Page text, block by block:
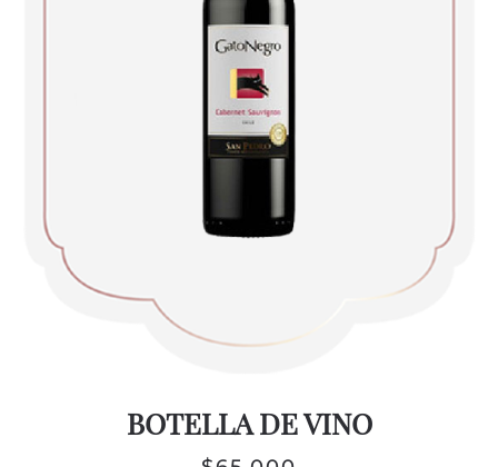
BOTELLA DE VINO